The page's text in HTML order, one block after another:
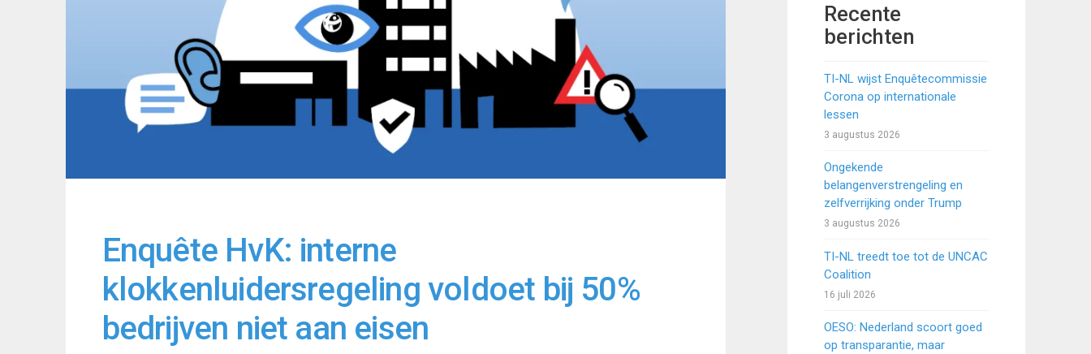
Enquête HvK: interne
klokkenluidersregeling voldoet bij 50%
bedrijven niet aan eisen
Recente
berichten
TI-NL wijst Enquêtecommissie
Corona op internationale
lessen
3 augustus 2026
Ongekende
belangenverstrengeling en
zelfverrijking onder Trump
3 augustus 2026
TI-NL treedt toe tot de UNCAC
Coalition
16 juli 2026
OESO: Nederland scoort goed
op transparantie, maar